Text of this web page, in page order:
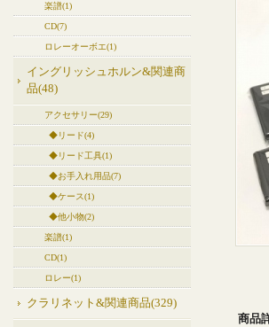
楽譜(1)
CD(7)
ロレーオーボエ(1)
イングリッシュホルン&関連商
品(48)
アクセサリー(29)
◆リード(4)
◆リード工具(1)
◆お手入れ用品(7)
◆ケース(1)
◆他小物(2)
楽譜(1)
CD(1)
ロレー(1)
クラリネット&関連商品(329)
商品